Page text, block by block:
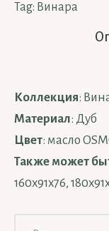
Tag: Винара
Коллекция:
Материал: Дуб
Цвет: масло
Также может
160х91х76,